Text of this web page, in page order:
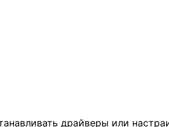
драйверы или